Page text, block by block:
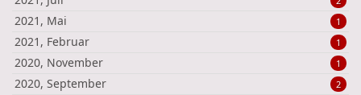
2021, Mai 1
2021, Februar 1
2020, November 1
2020, September 2